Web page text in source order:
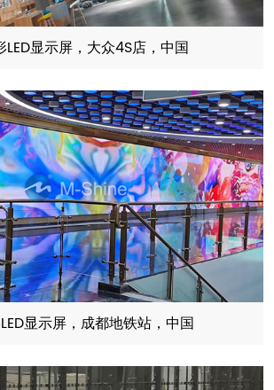
LED显示屏，大众4S店，中国
显示屏，成都地铁站，中国